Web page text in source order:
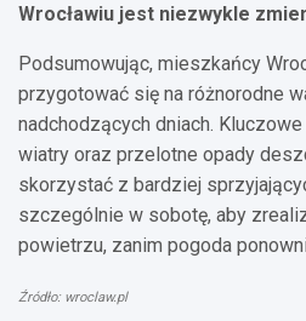
Wrocławiu jest niezwykle
Podsumowując, mieszkańcy
przygotować się na różnorodne
nadchodzących dniach.
wiatry oraz przelotne opady
skorzystać z bardziej
szczególnie w sobotę, aby
powietrzu, zanim pogoda
Źródło: wroclaw.pl